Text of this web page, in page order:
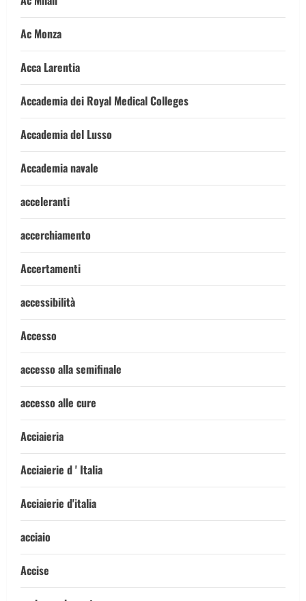
Ac Monza
Acca Larentia
Accademia dei Royal Medical Colleges
Accademia del Lusso
Accademia navale
acceleranti
accerchiamento
Accertamenti
accessibilità
Accesso
accesso alla semifinale
accesso alle cure
Acciaieria
Acciaierie d ' Italia
Acciaierie d'italia
acciaio
Accise